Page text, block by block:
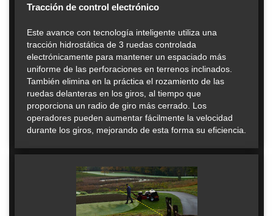
Tracción de control electrónico
Este avance con tecnología inteligente utiliza una
tracción hidrostática de 3 ruedas controlada
electrónicamente para mantener un espaciado más
uniforme de las perforaciones en terrenos inclinados.
También elimina en la práctica el rozamiento de las
ruedas delanteras en los giros, al tiempo que
proporciona un radio de giro más cerrado. Los
operadores pueden aumentar fácilmente la velocidad
durante los giros, mejorando de esta forma su eficiencia.